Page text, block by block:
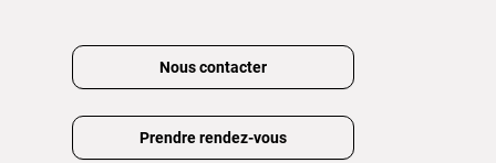
Nous contacter
Prendre rendez-vous